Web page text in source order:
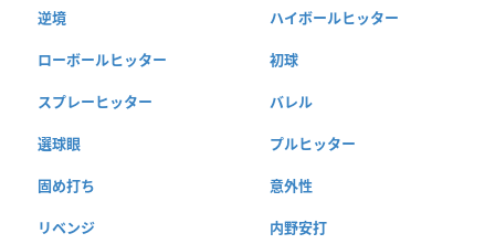
逆境 ハイボールヒッター
ローボールヒッター 初球
スプレーヒッター バレル
選球眼 プルヒッター
固め打ち 意外性
リベンジ 内野安打